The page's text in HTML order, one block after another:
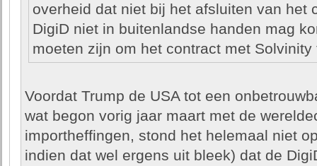
overheid dat niet bij het afsluiten van het
DigiD niet in buitenlandse handen mag
moeten zijn om het contract met
Voordat Trump de USA tot een
wat begon vorig jaar maart met de
importheffingen, stond het helemaal niet
indien dat wel ergens uit bleek) dat de